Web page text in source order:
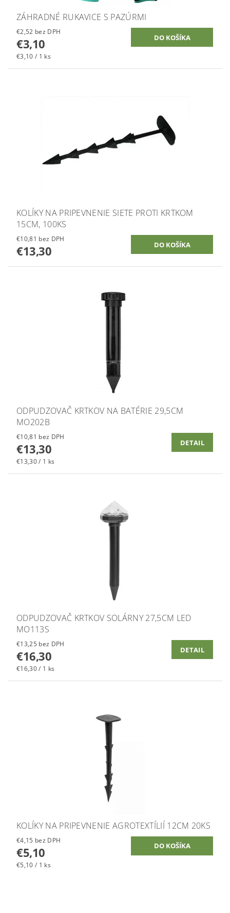
ZÁHRADNÉ RUKAVICE S PAZÚRMI
€2,52 bez DPH
€3,10
€3,10 / 1 ks
KOLÍKY NA PRIPEVNENIE SIETE PROTI KRTKOM
15CM, 100KS
€10,81 bez DPH
€13,30
ODPUDZOVAČ KRTKOV NA BATÉRIE 29,5CM
MO202B
€10,81 bez DPH
€13,30
€13,30 / 1 ks
DETAIL
ODPUDZOVAČ KRTKOV SOLÁRNY 27,5CM LED
MO113S
€13,25 bez DPH
€16,30
€16,30 / 1 ks
DETAIL
KOLÍKY NA PRIPEVNENIE AGROTEXTÍLIÍ 12CM 20KS
€4,15 bez DPH
€5,10
€5,10 / 1 ks